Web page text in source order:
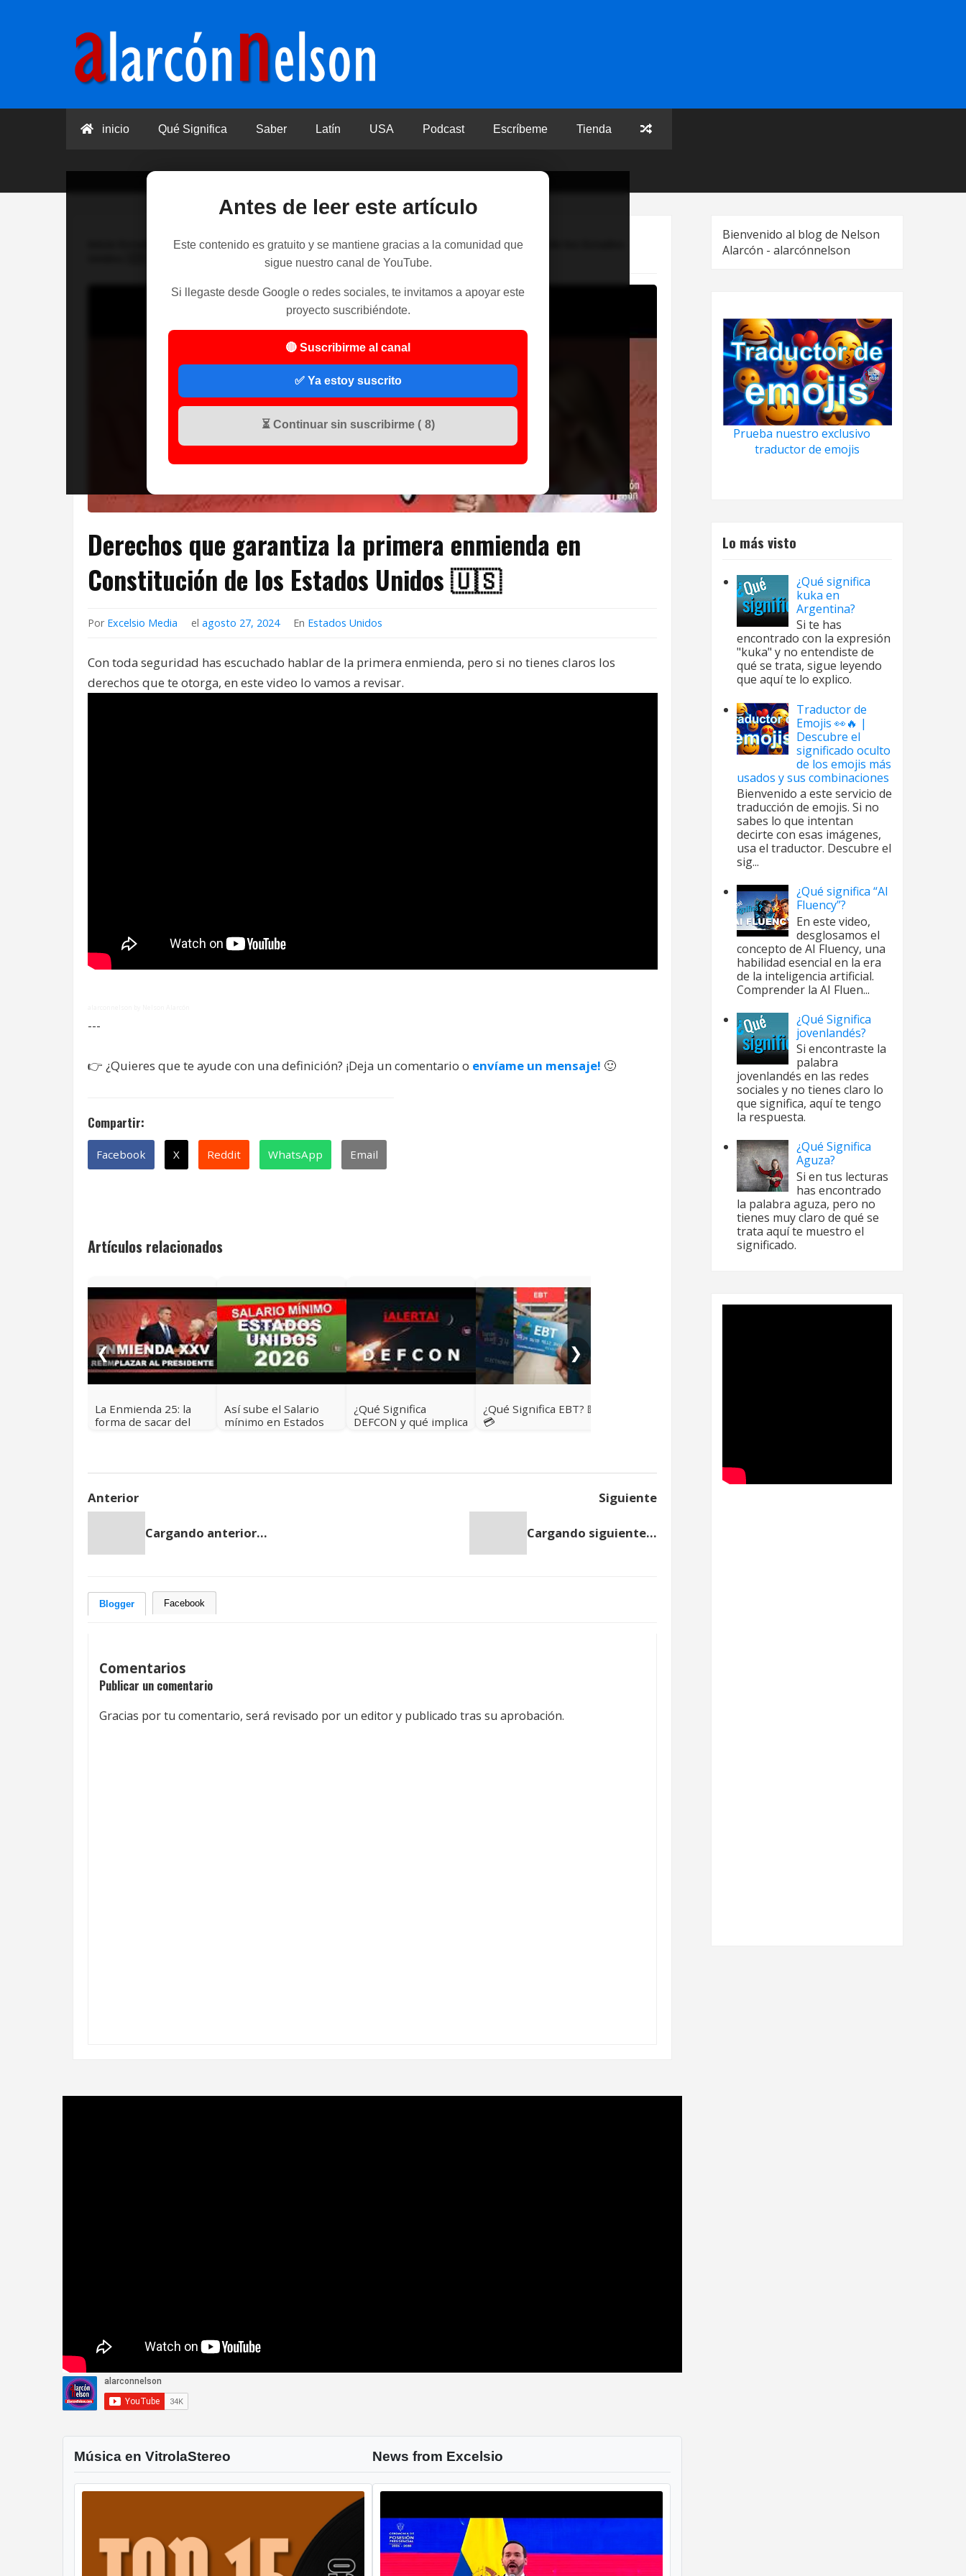
inicio Qué Significa Saber Latín USA Podcast Escríbeme Tienda
Antes de leer este artículo
Este contenido es gratuito y se mantiene gracias a la comunidad que
sigue nuestro canal de YouTube.
Si llegaste desde Google o redes sociales, te invitamos a apoyar este
proyecto suscribiéndote.
🔴 Suscribirme al canal
✅ Ya estoy suscrito
⏳ Continuar sin suscribirme ( 7)
Estados Unidos > Derechos que garantiza la primera enmienda en Constitución de los Estados
Derechos que garantiza la primera enmienda en
Constitución de los Estados Unidos 🇺🇸
Por Excelsio Media elagosto 27, 2024 En Estados Unidos
Con toda seguridad has escuchado hablar de la primera enmienda, pero si no tienes claros los
derechos que te otorga, en este video lo vamos a revisar.
---
👉 ¿Quieres que te ayude con una definición? ¡Deja un comentario o envíame un mensaje! 🙂
Compartir:
Facebook X Reddit WhatsApp Email
Artículos relacionados
❮
La Enmienda 25: la
forma de sacar del
Así sube el Salario
mínimo en Estados
🇺🇲
¿Qué Significa
DEFCON y qué implica
¿Qué Significa EBT? 💵
💳
❯
Anterior Siguiente
Cargando anterior... Cargando siguiente...
Blogger Facebook
Comentarios
Publicar un comentario
Gracias por tu comentario, será revisado por un editor y publicado tras su aprobación.
Música en VitrolaStereo News from Excelsio
Bienvenido al blog de Nelson
Alarcón - alarcónnelson
Prueba nuestro exclusivo
traductor de emojis
Lo más visto
¿Qué significa
kuka en
Argentina?
Si te has
encontrado con la expresión
"kuka" y no entendiste de
qué se trata, sigue leyendo
que aquí te lo explico.
Traductor de
Emojis 👀🔥 |
Descubre el
significado oculto
de los emojis más
usados y sus combinaciones
Bienvenido a este servicio de
traducción de emojis. Si no
sabes lo que intentan
decirte con esas imágenes,
usa el traductor. Descubre el
sig...
¿Qué significa “AI
Fluency”?
En este video,
desglosamos el
concepto de AI Fluency, una
habilidad esencial en la era
de la inteligencia artificial.
Comprender la AI Fluen...
¿Qué Significa
jovenlandés?
Si encontraste la
palabra
jovenlandés en las redes
sociales y no tienes claro lo
que significa, aquí te tengo
la respuesta.
¿Qué Significa
Aguza?
Si en tus lecturas
has encontrado
la palabra aguza, pero no
tienes muy claro de qué se
trata aquí te muestro el
significado.